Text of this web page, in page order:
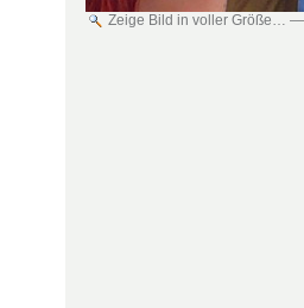
Zeige Bild in voller Größe…